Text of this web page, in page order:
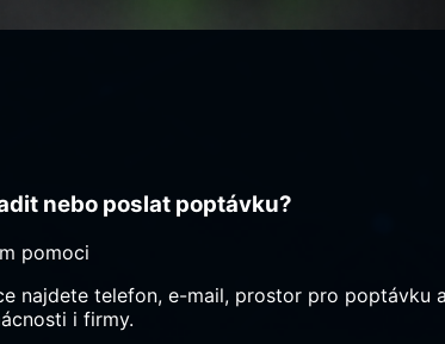
nebo poslat poptávku?
pomoci
najdete telefon, e-mail, prostor pro poptávku
i firmy.